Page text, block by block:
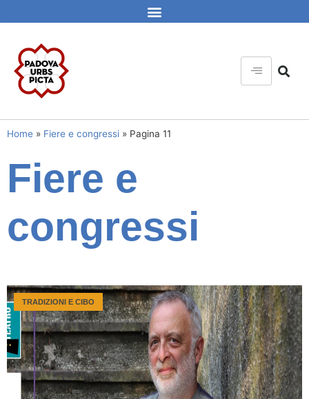
Home » Fiere e congressi » Pagina 11
Fiere e
congressi
TRADIZIONI E CIBO